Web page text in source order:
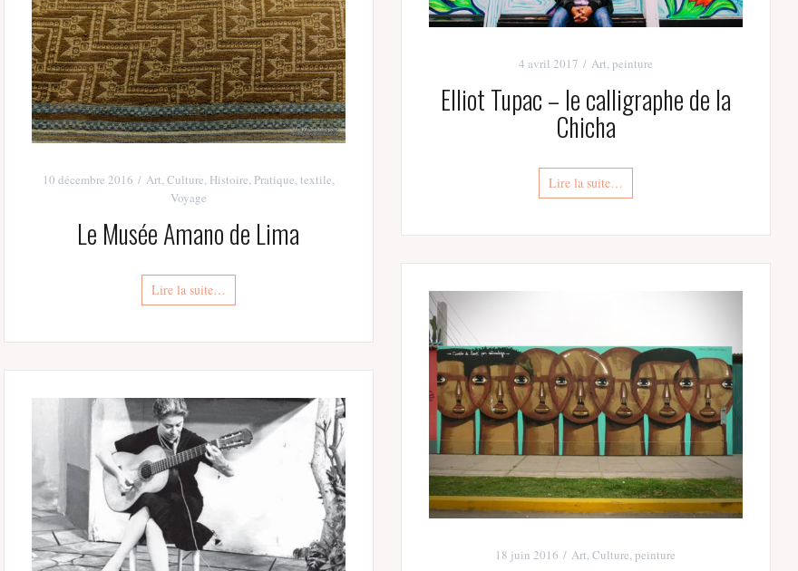
4 avril 2017 Art,peinture
Elliot Tupac – le calligraphe de la
Chicha
Lire la suite…
10 décembre 2016 Art,Culture, Histoire, Pratique,textile,
Voyage
Le Musée Amano de Lima
Lire la suite…
18 juin 2016 Art,Culture,peinture